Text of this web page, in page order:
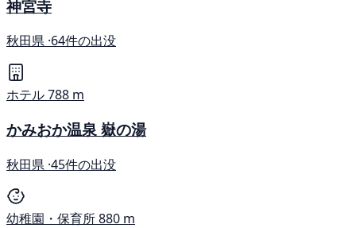
神宮寺
秋田県 ·64件の出没
ホテル788 m
かみおか温泉 嶽の湯
秋田県 ·45件の出没
幼稚園・保育所880 m